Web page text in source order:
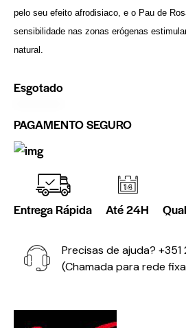
pelo seu efeito afrodisiaco, e o Pau de
sensibilidade nas zonas erógenas
natural.
Esgotado
PAGAMENTO SEGURO
Entrega Rápida Até 24H
Precisas de ajuda? +351
(Chamada para rede